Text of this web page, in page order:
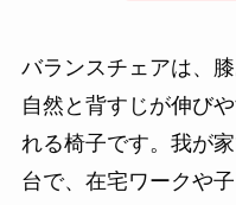
バランスチェアは、
自然と背すじが伸び
れる椅子です。我が
台で、在宅ワークや